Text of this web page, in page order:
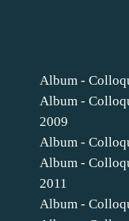
Album -
Album -
2009
Album -
Album -
2011
Album -